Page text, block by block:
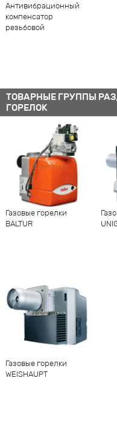
Антивибрационный
компенсатор
резьбовой
ТОВАРНЫЕ ГРУППЫ
ГОРЕЛОК
Газовые горелки
BALTUR
Газовые горелки
WEISHAUPT